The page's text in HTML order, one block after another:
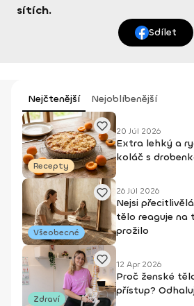
sítích.
Sdílet
Nejčtenější Nejoblíbenější
Recepty
20 Júl 2026
Extra lehký a
koláč s
Všeobecné
26 Júl 2026
Nejsi
tělo reaguje na
prožilo
Zdraví
12 Apr 2026
Proč ženské
přístup?